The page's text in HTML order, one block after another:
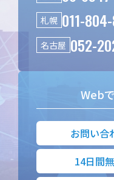
札幌 011-
名古屋 052-
Web
お問い合
14日間